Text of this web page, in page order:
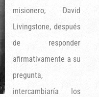
misionero, David
Livingstone, después
de responder
afirmativamente a su
pregunta,
intercambiaría los